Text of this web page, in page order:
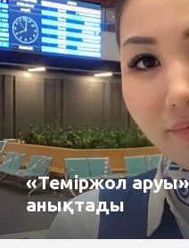
«Теміржол
анықтады